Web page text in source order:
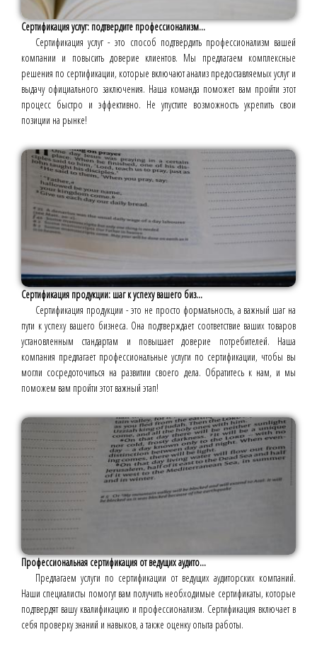
Сертификация услуг: подтвердите профессионализм...
Сертификация услуг - это способ подтвердить профессионализм вашей
компании и повысить доверие клиентов. Мы предлагаем комплексные
решения по сертификации, которые включают анализ предоставляемых услуг и
выдачу официального заключения. Наша команда поможет вам пройти этот
процесс быстро и эффективно. Не упустите возможность укрепить свои
позиции на рынке!
Сертификация продукции: шаг к успеху вашего биз...
Сертификация продукции - это не просто формальность, а важный шаг на
пути к успеху вашего бизнеса. Она подтверждает соответствие ваших товаров
установленным стандартам и повышает доверие потребителей. Наша
компания предлагает профессиональные услуги по сертификации, чтобы вы
могли сосредоточиться на развитии своего дела. Обратитесь к нам, и мы
поможем вам пройти этот важный этап!
Профессиональная сертификация от ведущих аудито...
Предлагаем услуги по сертификации от ведущих аудиторских компаний.
Наши специалисты помогут вам получить необходимые сертификаты, которые
подтвердят вашу квалификацию и профессионализм. Сертификация включает в
себя проверку знаний и навыков, а также оценку опыта работы.